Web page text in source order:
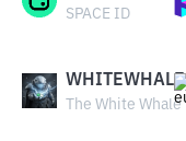
SPACE ID
WHITEWHALE
The White Whale